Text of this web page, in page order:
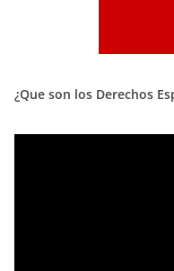
¿Que son los Derechos